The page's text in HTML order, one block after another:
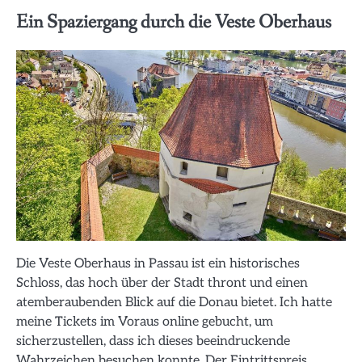
Ein Spaziergang durch die Veste Oberhaus
Die Veste Oberhaus in Passau ist ein historisches
Schloss, das hoch über der Stadt thront und einen
atemberaubenden Blick auf die Donau bietet. Ich hatte
meine Tickets im Voraus online gebucht, um
sicherzustellen, dass ich dieses beeindruckende